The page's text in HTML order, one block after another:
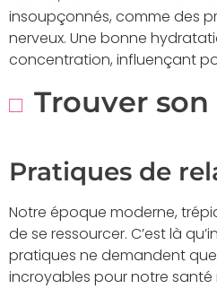
insoupçonnés, comme des
nerveux. Une bonne
concentration, influençant
Trouver
Pratiques de
Notre époque moderne,
de se ressourcer. C’est là
pratiques ne demandent
incroyables pour notre